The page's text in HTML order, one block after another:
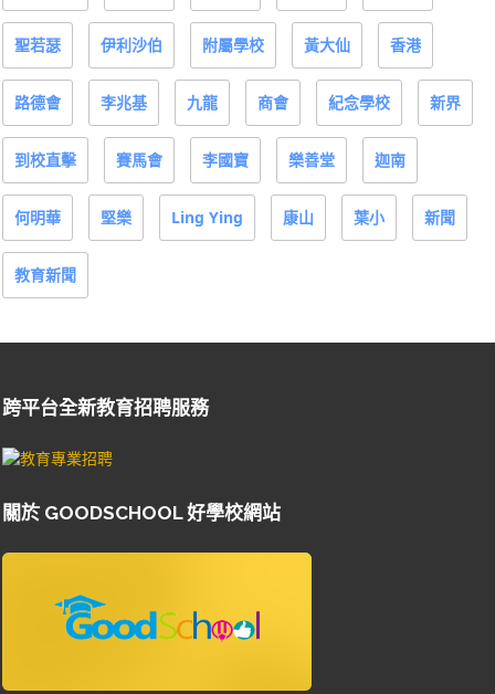
聖若瑟 伊利沙伯 附屬學校 黃大仙 香港
路德會 李兆基 九龍 商會 紀念學校 新界
到校直擊 賽馬會 李國寶 樂善堂 迦南
何明華 堅樂 Ling Ying 康山 葉小 新聞
教育新聞
跨平台全新教育招聘服務
關於 GOODSCHOOL 好學校網站